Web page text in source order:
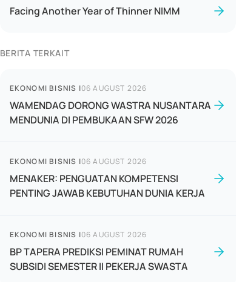
Facing Another Year of Thinner NIMM
BERITA TERKAIT
EKONOMI BISNIS |06 AUGUST 2026
WAMENDAG DORONG WASTRA NUSANTARA
MENDUNIA DI PEMBUKAAN SFW 2026
EKONOMI BISNIS |06 AUGUST 2026
MENAKER: PENGUATAN KOMPETENSI
PENTING JAWAB KEBUTUHAN DUNIA KERJA
EKONOMI BISNIS |06 AUGUST 2026
BP TAPERA PREDIKSI PEMINAT RUMAH
SUBSIDI SEMESTER II PEKERJA SWASTA